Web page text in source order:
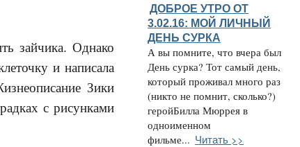
зайчика. Однако
и написала
Зики
с рисунками
ДОБРОЕ УТРО ОТ
3.02.16: МОЙ ЛИЧНЫЙ
ДЕНЬ СУРКА
А вы помните, что вчера был
День сурка? Тот самый день,
который проживал много раз
(никто не помнит, сколько?)
геройБилла Мюррея в
одноименном
фильме... Читать >>